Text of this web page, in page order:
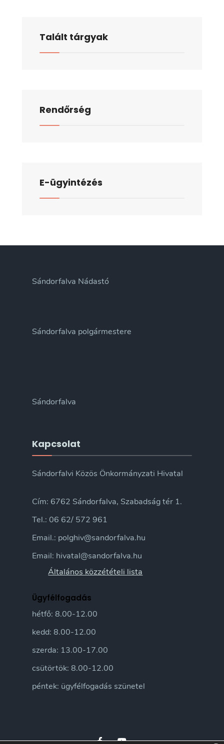
Talált tárgyak
Rendőrség
E-ügyintézés
Sándorfalva Nádastó
Sándorfalva polgármestere
Sándorfalva
Kapcsolat
Sándorfalvi Közös Önkormányzati Hivatal
Cím: 6762 Sándorfalva, Szabadság tér 1.
Tel.: 06 62/ 572 961
Email.: polghiv@sandorfalva.hu
Email: hivatal@sandorfalva.hu
Általános közzétételi lista
Ügyfélfogadás
hétfő: 8.00-12.00
kedd: 8.00-12.00
szerda: 13.00-17.00
csütörtök: 8.00-12.00
péntek: ügyfélfogadás szünetel